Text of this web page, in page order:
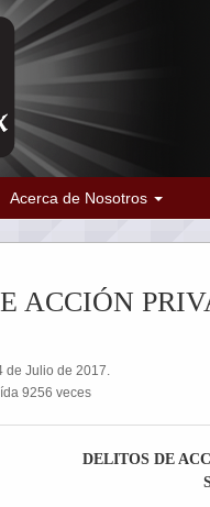
Acerca de Nosotros
ACCIÓN
de Julio de 2017.
9256 veces
DELITOS DE